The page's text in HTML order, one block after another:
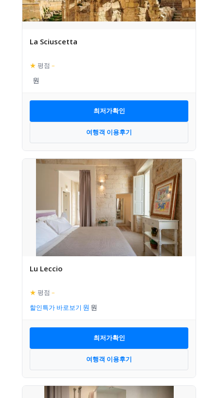
La Sciuscetta
★ 평점 –
최저가확인
여행객 이용후기
Lu Leccio
★ 평점 –
할인특가 바로보기
최저가확인
여행객 이용후기